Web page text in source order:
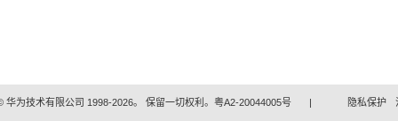
华为技术有限公司 1998-2026。 保留一切权利。粤A2-20044005号 | 隐私保护